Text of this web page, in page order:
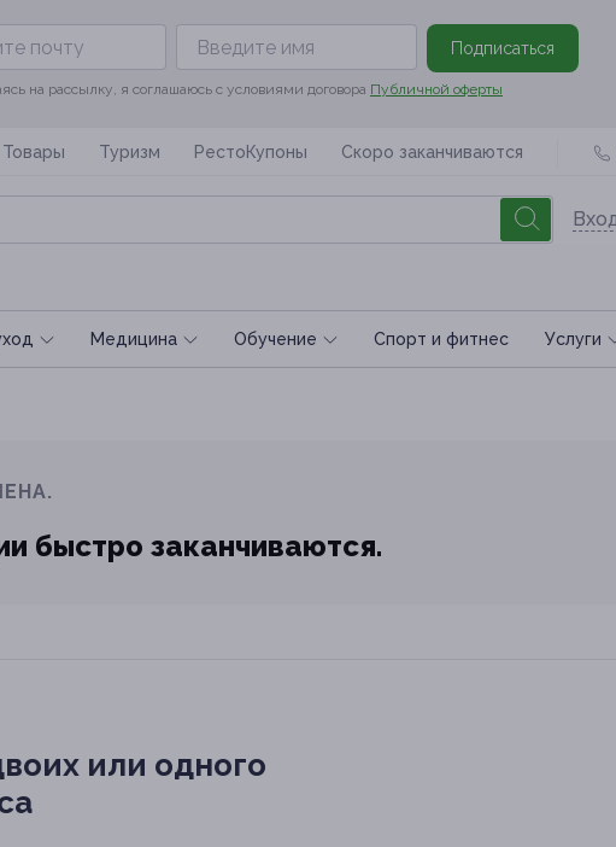
Подписаться
на рассылку, я соглашаюсь с условиями договора Публичной оферты
Товары Туризм РестоКупоны Скоро заканчиваются
Медицина Обучение Спoрт и фитнес Услуги
быстро заканчиваются.
или одного